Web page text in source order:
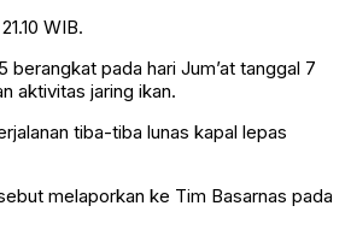
WIB.
berangkat pada hari Jum’at tanggal 7
aktivitas jaring ikan.
tiba-tiba lunas kapal lepas
melaporkan ke Tim Basarnas pada